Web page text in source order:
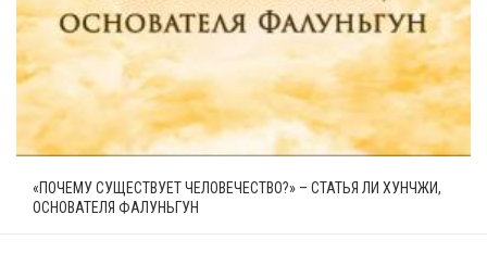
«ПОЧЕМУ СУЩЕСТВУЕТ ЧЕЛОВЕЧЕСТВО?» – СТАТЬЯ ЛИ ХУНЧЖИ,
ОСНОВАТЕЛЯ ФАЛУНЬГУН